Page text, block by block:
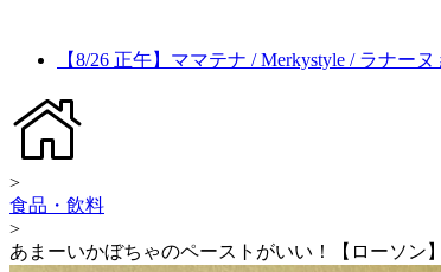
【8/26 正午】ママテナ / Merkystyle / ラナー
>
食品・飲料
>
あまーいかぼちゃのペーストがいい！【ローソン